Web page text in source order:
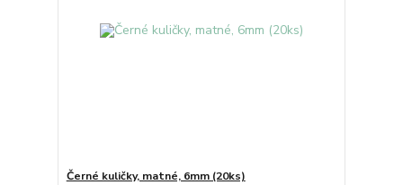
Černé kuličky, matné, 6mm (20ks)